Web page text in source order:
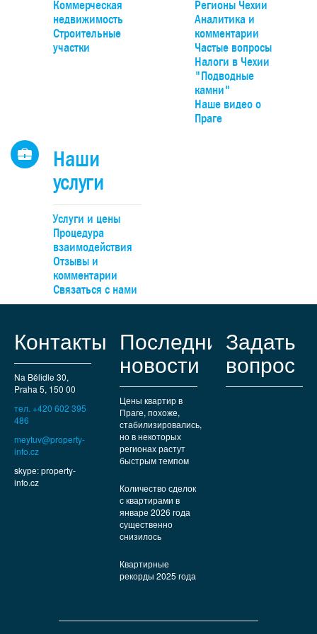
парк Гржебени. До Праги можно добраться на
20 минут по автомагистрали D4, удобно – на поезде
Смиховского или Главного вокзалов.
Коммерческая
недвижимость
Строительные
участки
Регионы Чехии
Аналитика и
комментарии
Частые вопросы
Налоги в Чехии
"Подводные
камни"
Наше видео о
Праге
Наши
услуги
Услуги и цены
Процедура
взаимодействия
Отзывы и
комментарии
Связаться с нами
Контакты
Na Bělidle 30,
Praha 5, 150 00
тел. +420 602 395
486
meytuv@property-
info.cz
skype: property-
info.cz
Последние
новости
Цены квартир в
Праге, похоже,
стабилизировались,
но в некоторых
регионах растут
быстрым темпом
Количество сделок
с квартирами в
январе 2026 года
существенно
снизилось
Квартирные
рекорды 2025 года
Задать
вопрос